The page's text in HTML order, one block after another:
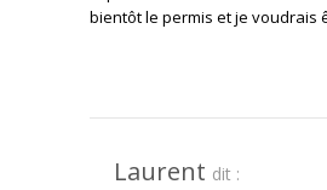
bientôt le permis et je voudrais
Laurent dit :